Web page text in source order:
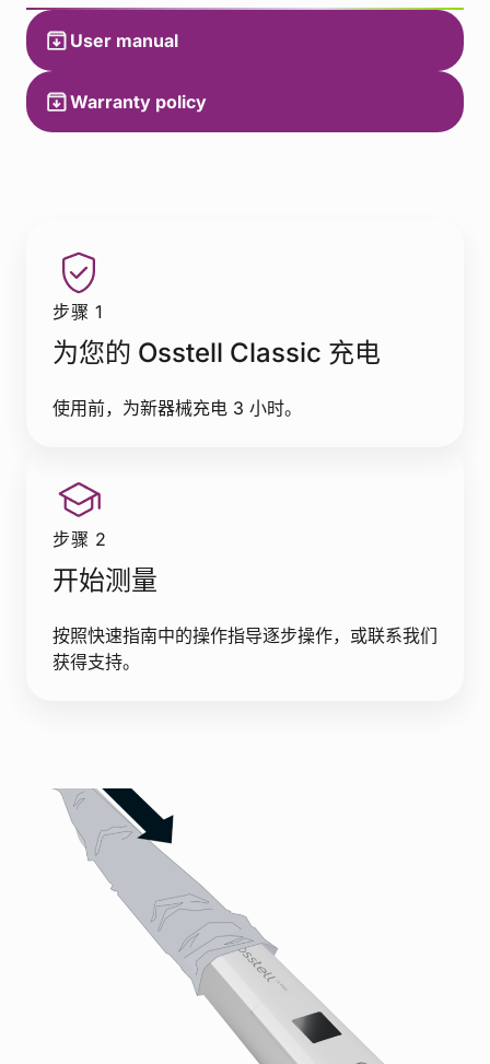
User manual
Warranty policy
步骤 1
为您的 Osstell Classic 充电
使用前，为新器械充电 3 小时。
步骤 2
开始测量
按照快速指南中的操作指导逐步操作，或联系我们
获得支持。